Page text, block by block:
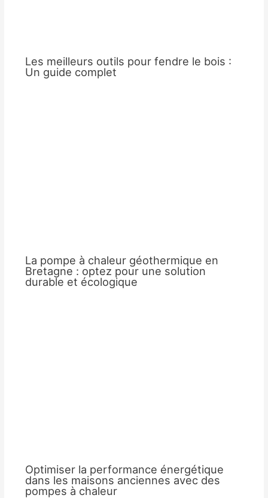
Les meilleurs outils pour fendre le bois :
Un guide complet
La pompe à chaleur géothermique en
Bretagne : optez pour une solution
durable et écologique
Optimiser la performance énergétique
dans les maisons anciennes avec des
pompes à chaleur